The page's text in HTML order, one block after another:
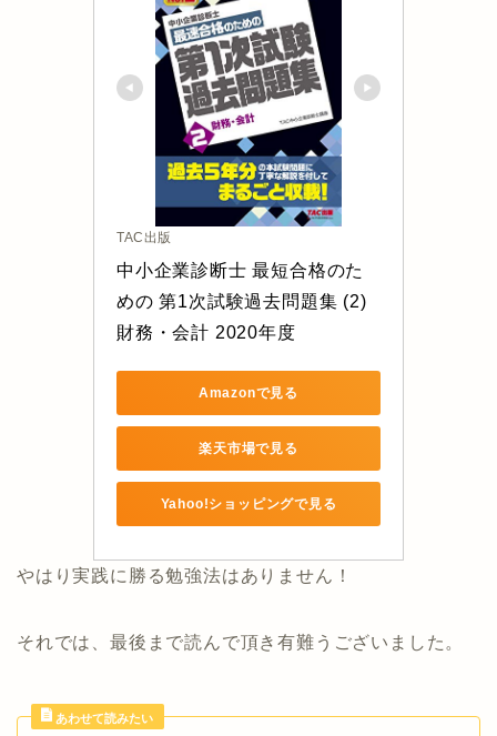
TAC出版
中小企業診断士 最短合格のた
めの 第1次試験過去問題集 (2)
財務・会計 2020年度
Amazonで見る
楽天市場で見る
Yahoo!ショッピングで見る
やはり実践に勝る勉強法はありません！
それでは、最後まで読んで頂き有難うございました。